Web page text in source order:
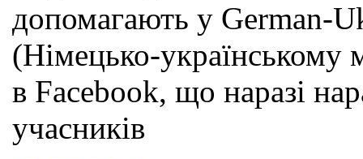
допомагають у German-
(Німецько-українському
в Facebook, що наразі
учасників